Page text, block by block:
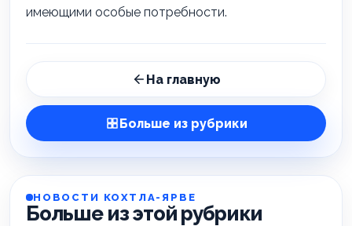
имеющими особые потребности.
На главную
Больше из рубрики
НОВОСТИ КОХТЛА-ЯРВЕ
Больше из этой рубрики